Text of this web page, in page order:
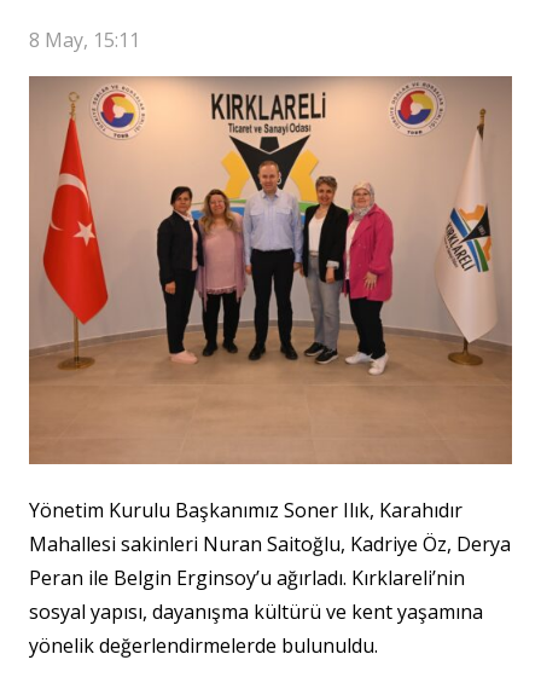
8 May, 15:11
Yönetim Kurulu Başkanımız Soner Ilık, Karahıdır
Mahallesi sakinleri Nuran Saitoğlu, Kadriye Öz, Derya
Peran ile Belgin Erginsoy’u ağırladı. Kırklareli’nin
sosyal yapısı, dayanışma kültürü ve kent yaşamına
yönelik değerlendirmelerde bulunuldu.